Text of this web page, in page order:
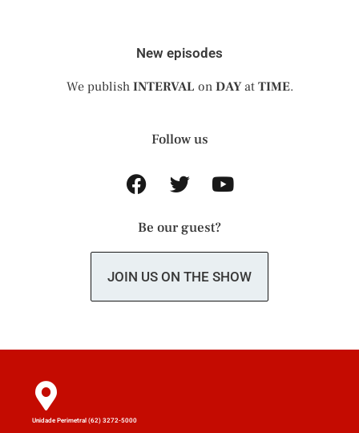
New episodes
We publish INTERVAL on DAYat TIME.
Follow us
Be our guest?
JOIN US ON THE SHOW
Unidade Perimetral (62) 3272-5000